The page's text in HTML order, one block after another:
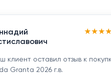
★★★★
клиент оставил отзыв к
Granta 2026 г.в.